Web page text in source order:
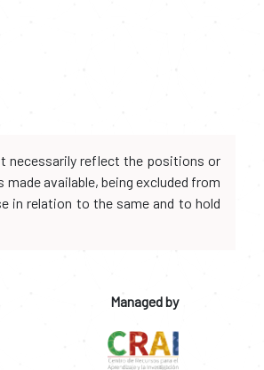
necessarily reflect the positions or
available, being excluded from
in relation to the same and to hold
Managed by